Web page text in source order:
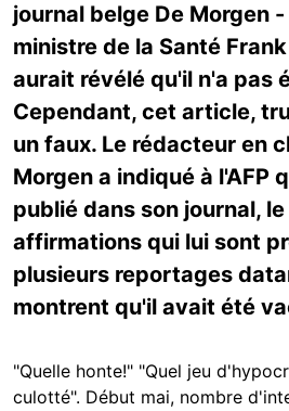
journal belge De Morgen
ministre de la Santé
aurait révélé qu'il n'a pas
Cependant, cet article,
un faux. Le rédacteur en
Morgen a indiqué à l'AFP
publié dans son journal,
affirmations qui lui sont
plusieurs reportages
montrent qu'il avait été
"Quelle honte!" "Quel jeu
culotté". Début mai, nombre